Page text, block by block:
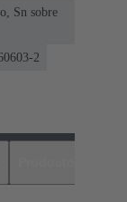
Sn sobre
2